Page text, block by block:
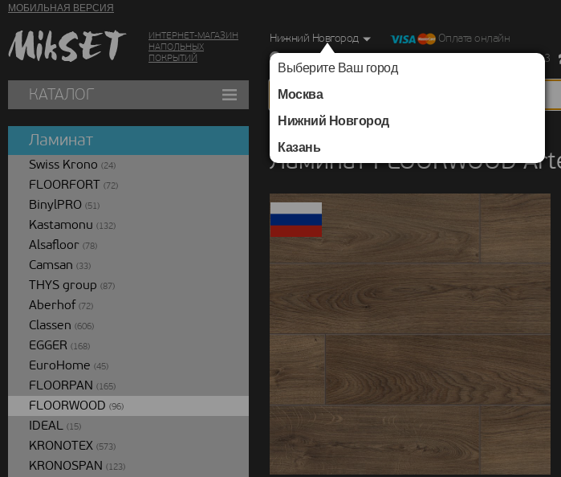
МОБИЛЬНАЯ ВЕРСИЯ
ИНТЕРНЕТ-МАГАЗИН
НАПОЛЬНЫХ
ПОКРЫТИЙ
Нижний Новгород
Выберите Ваш город
Москва
Нижний Новгород
Казань
Оплата онлайн
г. Нижний Новгород, Ул. Республиканская д.43 корпус 3
КАТАЛОГ
Ламинат FLOORWOOD
Ламинат
Swiss Krono (24)
FLOORFORT (72)
BinylPRO (51)
Kastamonu (132)
Alsafloor (78)
Camsan (33)
THYS group (87)
Aberhof (72)
Classen (606)
EGGER (168)
EuroHome (45)
FLOORPAN (165)
FLOORWOOD (96)
IDEAL (15)
KRONOTEX (573)
KRONOSPAN (123)